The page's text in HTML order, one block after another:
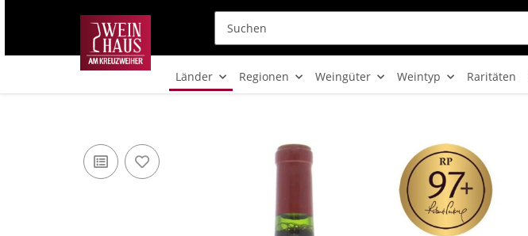
Länder Regionen Weingüter Weintyp Raritäten